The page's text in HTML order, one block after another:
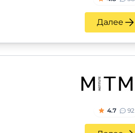
Далее
4.7 92